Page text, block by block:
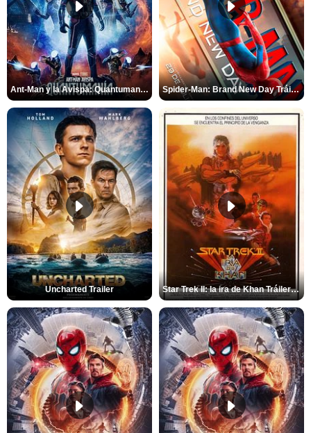
Ant-Man y la Avispa: Quantumanía Tráiler (2) Spider-Man: Brand New Day Tráiler (3)
Uncharted Trailer Star Trek II: la ira de Khan Tráiler VO